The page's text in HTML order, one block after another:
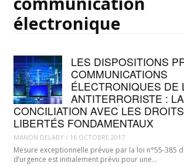
électronique
LES DISPOSITIONS
COMMUNICATIONS
ÉLECTRONIQUES DE
ANTITERRORISTE :
CONCILIATION AVEC LES
LIBERTÉS FONDAMENTAUX
MANON DELABY / 16 OCTOBRE 2017
Mesure exceptionnelle prévue par la loi n°55-385
d’urgence est initialement prévu pour une…